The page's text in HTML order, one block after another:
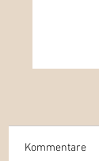
Kommentare